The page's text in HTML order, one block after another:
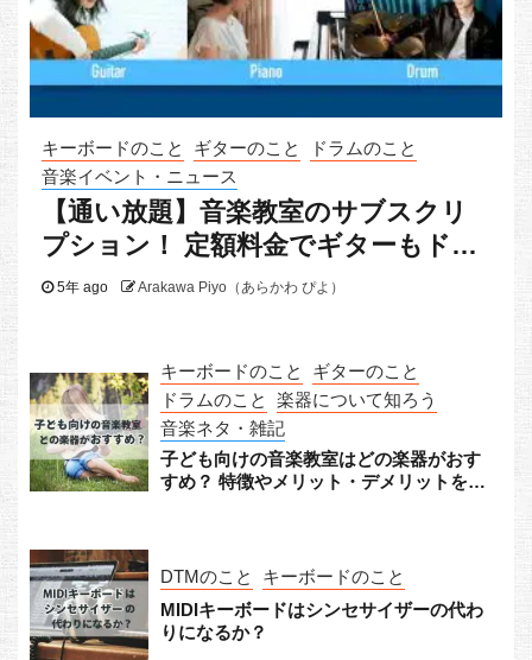
キーボードのこと ギターのこと
ドラムのこと
音楽イベント・ニュース
【通い放題】音楽教室のサブスクリ
プション！ 定額料金でギターもドラ
ムもピアノも
5年 ago Arakawa Piyo（あらかわ ぴよ）
キーボードのこと
ギターのこと
ドラムのこと
楽器について知ろう
音楽ネタ・雑記
子ども向けの音楽教室はどの楽器がおす
すめ？ 特徴やメリット・デメリットをチ
DTMのこと
キーボードのこと
MIDIキーボードはシンセサイザーの代わ
りになるか？